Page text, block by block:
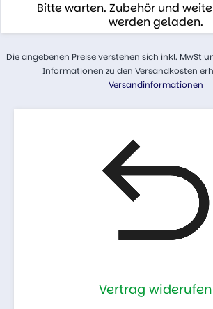
Bitte warten. Zubehör und
werden geladen.
Die angebenen Preise verstehen sich inkl. MwSt
Informationen zu den Versandkosten
Versandinformationen
Vertrag widerufen